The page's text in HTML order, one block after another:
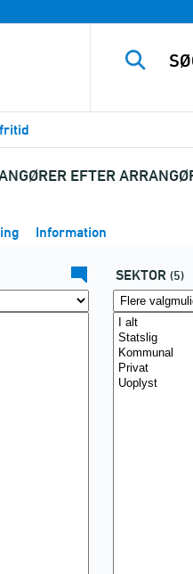
EFTER
Information
SEKTOR (5)